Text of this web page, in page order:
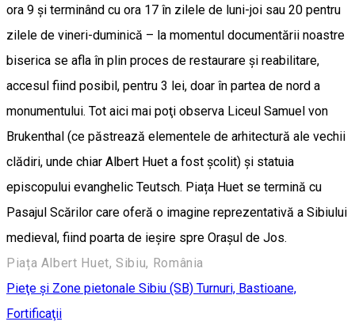
ora 9 și terminând cu ora 17 în zilele de luni-joi sau 20 pentru
zilele de vineri-duminică – la momentul documentării noastre
biserica se afla în plin proces de restaurare și reabilitare,
accesul fiind posibil, pentru 3 lei, doar în partea de nord a
monumentului. Tot aici mai poţi observa Liceul Samuel von
Brukenthal (ce păstrează elementele de arhitectură ale vechii
clădiri, unde chiar Albert Huet a fost școlit) și statuia
episcopului evanghelic Teutsch. Piața Huet se termină cu
Pasajul Scărilor care oferă o imagine reprezentativă a Sibiului
medieval, fiind poarta de ieșire spre Orașul de Jos.
Piața Albert Huet, Sibiu, România
Pieţe şi Zone pietonale Sibiu (SB) Turnuri, Bastioane,
Fortificaţii